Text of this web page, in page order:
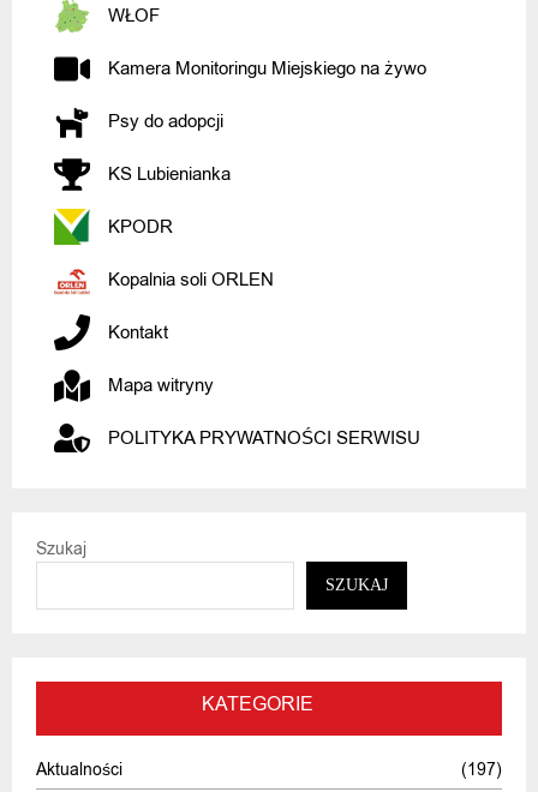
WŁOF
Kamera Monitoringu Miejskiego na żywo
Psy do adopcji
KS Lubienianka
KPODR
Kopalnia soli ORLEN
Kontakt
Mapa witryny
POLITYKA PRYWATNOŚCI SERWISU
Szukaj
SZUKAJ
KATEGORIE
Aktualności
(197)